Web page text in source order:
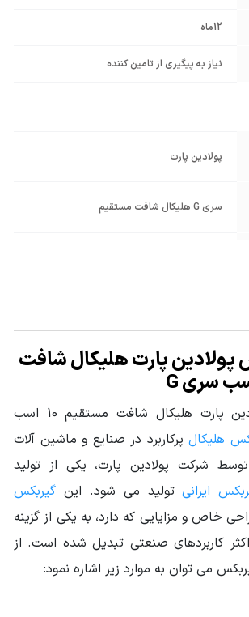
12ماه
نیاز به پیگیری از تامین کننده
پولادین پارت
سری G هلیکال شافت مستقیم
گیربکس هلیکال
10HP - 7.5KW
از 850 تا 1049 نیوتن متر
1.25 تا 1.4
75
پولادین پارت هلیکال شافت
الکتروگیربکس پولادین پارت هلیکال شافت مستقیم 10 اسب
هلیکال پرکاربرد در صنایع و ماشین آلات
شرکت پولادین پارت، یکی از تولید
ایرانیتولید می شود. این گیربکس
خاص و مزایایی که دارد، به یکی از گزینه
کاربردهای صنعتی تبدیل شده است. از
می توان به موارد زیر اشاره نمود: